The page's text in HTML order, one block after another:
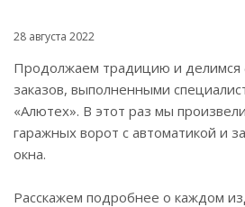
28 августа 2022
Продолжаем традицию и делимся
заказов, выполненными
«Алютех». В этот раз мы
гаражных ворот с автоматикой и
окна.
Расскажем подробнее о каждом